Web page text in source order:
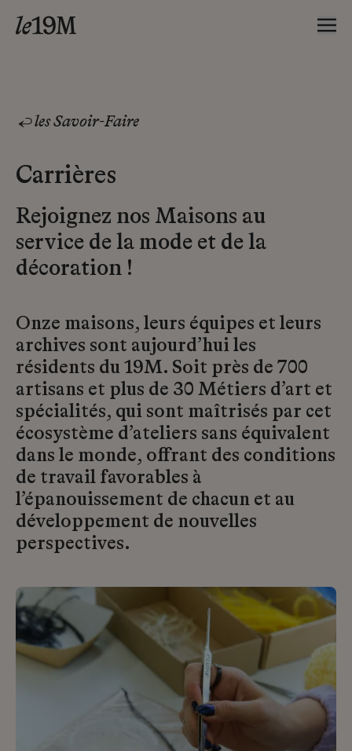
les Savoir-Faire
Carrières
Rejoignez nos Maisons au
service de la mode et de la
décoration !
Onze maisons, leurs équipes et leurs
archives sont aujourd’hui les
résidents du 19M. Soit près de 700
artisans et plus de 30 Métiers d’art et
spécialités, qui sont maîtrisés par cet
écosystème d’ateliers sans équivalent
dans le monde, offrant des conditions
de travail favorables à
l’épanouissement de chacun et au
développement de nouvelles
perspectives.